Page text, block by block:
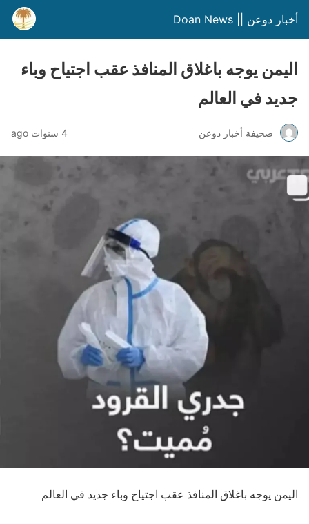
أخبار دوعن || Doan News
اليمن يوجه باغلاق المنافذ عقب اجتياح وباء
جديد في العالم
صحيفة أخبار دوعن 4 سنوات ago
اليمن يوجه باغلاق المنافذ عقب اجتياح وباء جديد في العالم